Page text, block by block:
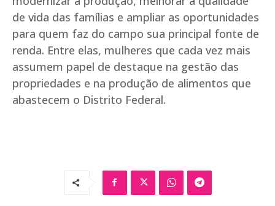
de vida das famílias e ampliar as oportunidades
para quem faz do campo sua principal fonte de
renda. Entre elas, mulheres que cada vez mais
assumem papel de destaque na gestão das
propriedades e na produção de alimentos que
abastecem o Distrito Federal.